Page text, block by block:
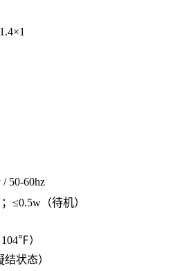
/ 50-60hz
≤0.5w（待机）
）
状态）